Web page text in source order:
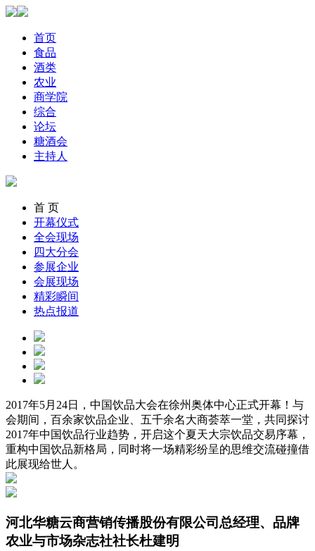
首页
食品
酒类
农业
商学院
综合
论坛
糖酒会
主持人
首 页
开幕仪式
全会现场
四大分会
参展企业
会展现场
精彩瞬间
热点报道
2017年5月24日，中国饮品大会在徐州奥体中心正式开幕！与
会期间，百余家饮品企业、五千余名大商荟萃一堂，共同探讨
2017年中国饮品行业趋势，开启这个夏天大宗饮品交易序幕，
重构中国饮品新格局，同时将一场精彩纷呈的思维交流碰撞借
此展现给世人。
河北华糖云商营销传播股份有限公司总经理、品牌
农业与市场杂志社社长杜建明